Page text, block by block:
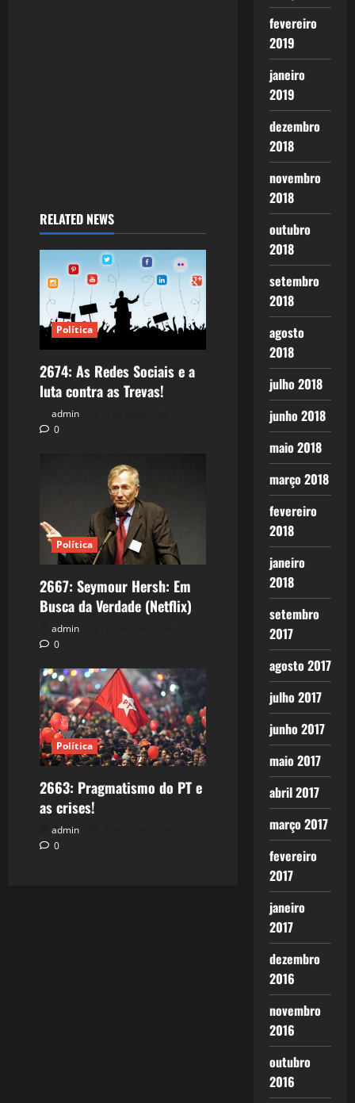
RELATED NEWS
Política
2674: As Redes Sociais e a
luta contra as Trevas!
admin
0
Política
2667: Seymour Hersh: Em
Busca da Verdade (Netflix)
admin
0
Política
2663: Pragmatismo do PT e
as crises!
admin
0
fevereiro
2019
janeiro
2019
dezembro
2018
novembro
2018
outubro
2018
setembro
2018
agosto
2018
julho 2018
junho 2018
maio 2018
março 2018
fevereiro
2018
janeiro
2018
setembro
2017
agosto 2017
julho 2017
junho 2017
maio 2017
abril 2017
março 2017
fevereiro
2017
janeiro
2017
dezembro
2016
novembro
2016
outubro
2016